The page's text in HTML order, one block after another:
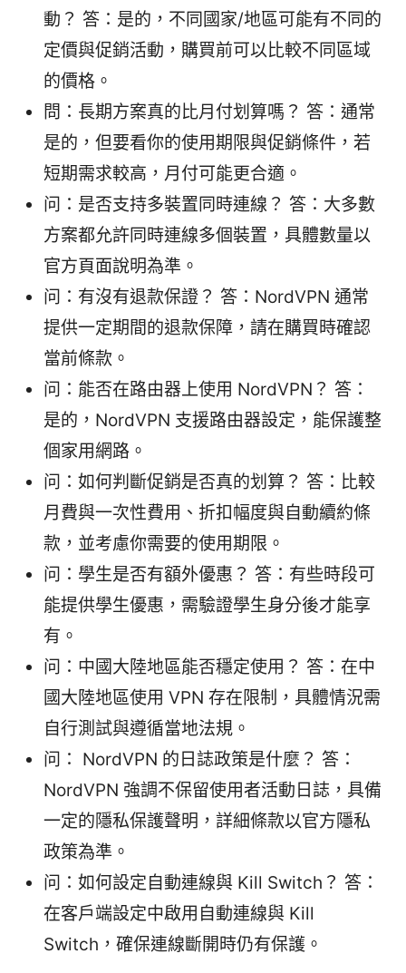
動？ 答：是的，不同國家/地區可能有不同的
定價與促銷活動，購買前可以比較不同區域
的價格。
問：長期方案真的比月付划算嗎？ 答：通常
是的，但要看你的使用期限與促銷條件，若
短期需求較高，月付可能更合適。
问：是否支持多裝置同時連線？ 答：大多數
方案都允許同時連線多個裝置，具體數量以
官方頁面說明為準。
问：有沒有退款保證？ 答：NordVPN 通常
提供一定期間的退款保障，請在購買時確認
當前條款。
问：能否在路由器上使用 NordVPN？ 答：
是的，NordVPN 支援路由器設定，能保護整
個家用網路。
问：如何判斷促銷是否真的划算？ 答：比較
月費與一次性費用、折扣幅度與自動續約條
款，並考慮你需要的使用期限。
问：學生是否有額外優惠？ 答：有些時段可
能提供學生優惠，需驗證學生身分後才能享
有。
问：中國大陸地區能否穩定使用？ 答：在中
國大陸地區使用 VPN 存在限制，具體情況需
自行測試與遵循當地法規。
问： NordVPN 的日誌政策是什麼？ 答：
NordVPN 強調不保留使用者活動日誌，具備
一定的隱私保護聲明，詳細條款以官方隱私
政策為準。
问：如何設定自動連線與 Kill Switch？ 答：
在客戶端設定中啟用自動連線與 Kill
Switch，確保連線斷開時仍有保護。